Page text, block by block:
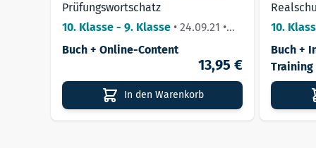
Prüfungswortschatz
10. Klasse - 9. Klasse • 24.09.21 •
Lieferbar
Buch + Online-Content
13,95 €
In den Warenkorb
10.
Buch +
Training